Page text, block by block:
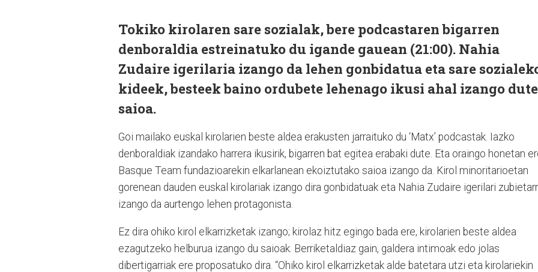
Tokiko kirolaren sare sozialak, bere podcastaren bigarren
denboraldia estreinatuko du igande gauean (21:00). Nahia
Zudaire igerilaria izango da lehen gonbidatua eta sare
kideek, besteek baino ordubete lehenago ikusi ahal izango dute
saioa.
Goi mailako euskal kirolarien beste aldea erakusten jarraituko du ‘Matx’ podcastak. Iazko
denboraldiak izandako harrera ikusirik, bigarren bat egitea erabaki dute. Eta oraingo honetan
Basque Team fundazioarekin elkarlanean ekoiztutako saioa izango da. Kirol minoritarioetan
gorenean dauden euskal kirolariak izango dira gonbidatuak eta Nahia Zudaire igerilari
izango da aurtengo lehen protagonista.
Ez dira ohiko kirol elkarrizketak izango; kirolaz hitz egingo bada ere, kirolarien beste aldea
ezagutzeko helburua izango du saioak. Berriketaldiaz gain, galdera intimoak edo jolas
dibertigarriak ere proposatuko dira. “Ohiko kirol elkarrizketak alde batetara utzi eta kirolariekin